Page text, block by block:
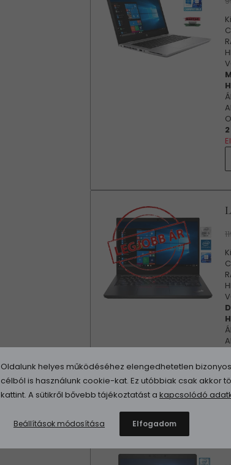
Oldalunk helyes működéséhez elengedhetetlen
célból is használunk cookie-kat. Ez utóbbiak csak
kattint. A sütikről bővebb tájékoztatást a kapcsolódó
Beállítások módosítása Elfogadom